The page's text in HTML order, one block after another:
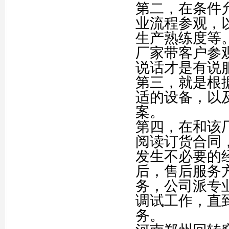
第二，在条件
业流程参观，
生产熟练度等
厂家带客户参
说话才是有说
第三，就是根
适的设备，以
案。
第四，在和该
阅读订货合同
发生不必要的
后，售后服务
务，公司派专
调试工作，直
务。